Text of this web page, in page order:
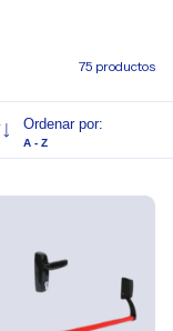
75 productos
Ordenar por:
A - Z